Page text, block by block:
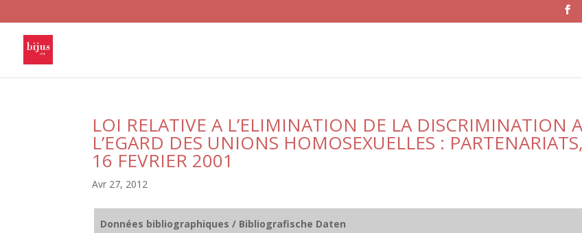
LOI RELATIVE A L’ELIMINATION DE LA DISCRIMINATION
L’EGARD DES UNIONS HOMOSEXUELLES :
16 FEVRIER 2001
Avr 27, 2012
Données bibliographiques / Bibliografische Daten